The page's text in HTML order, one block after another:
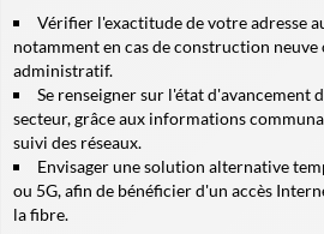
Vérifier l'exactitude de votre adresse
notamment en cas de construction neuve
administratif.
Se renseigner sur l'état d'avancement
secteur, grâce aux informations
suivi des réseaux.
Envisager une solution alternative
ou 5G, afin de bénéficier d'un accès
la fibre.